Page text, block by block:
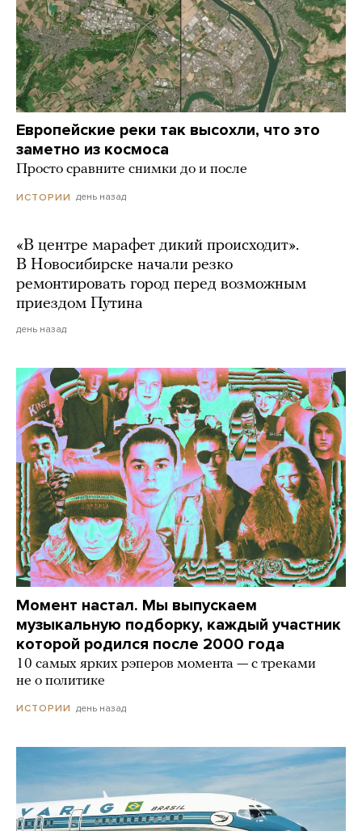
Европейские реки так высохли, что это
заметно из космоса
Просто сравните снимки до и после
ИСТОРИИ день назад
«В центре марафет дикий происходит».
В Новосибирске начали резко
ремонтировать город перед возможным
приездом Путина
день назад
Момент настал. Мы выпускаем
музыкальную подборку, каждый участник
которой родился после 2000 года
10 самых ярких рэперов момента — с треками
не о политике
ИСТОРИИ день назад